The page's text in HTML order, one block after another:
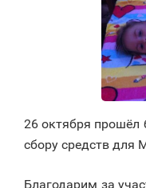
26 октября прошёл
сбору средств для
Благодарим за